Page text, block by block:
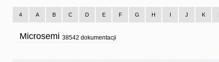
4 A B C D E F G H I J K
Microsemi 38542 dokumentacji